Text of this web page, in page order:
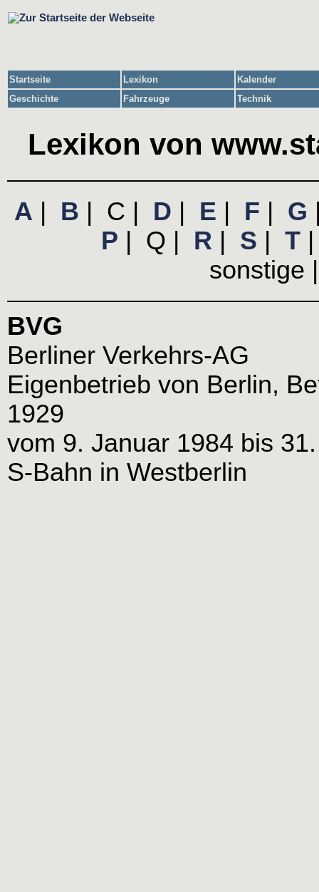
Startseite Lexikon
Kalender
Geschichte
Fahrzeuge Technik
Lexikon von
A | B | C | D | E | F | G
P | Q | R | S | T
sonstige
BVG
Berliner Verkehrs-AG
Eigenbetrieb von Berlin,
1929
vom 9. Januar 1984 bis
S-Bahn in Westberlin